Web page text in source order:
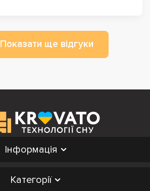
Показати ще відгуки
Інформація
Категорії